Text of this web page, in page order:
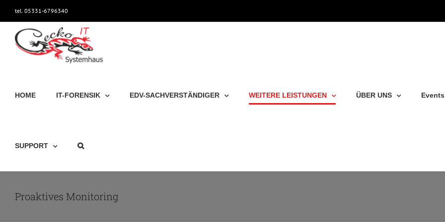
Inhalt
springen
tel. 05331-6796340
HOME IT-FORENSIK EDV-SACHVERSTÄNDIGER WEITERE LEISTUNGEN ÜBER UNS
SUPPORT
Proaktives Monitoring